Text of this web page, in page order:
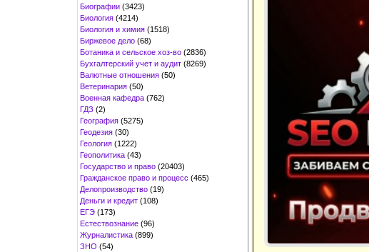
Биографии (3423)
Биология (4214)
Биология и химия (1518)
Биржевое дело (68)
Ботаника и сельское хоз-во (2836)
Бухгалтерский учет и аудит (8269)
Валютные отношения (50)
Ветеринария (50)
Военная кафедра (762)
ГДЗ (2)
География (5275)
Геодезия (30)
Геология (1222)
Геополитика (43)
Государство и право (20403)
Гражданское право и процесс (465)
Делопроизводство (19)
Деньги и кредит (108)
ЕГЭ (173)
Естествознание (96)
Журналистика (899)
ЗНО (54)